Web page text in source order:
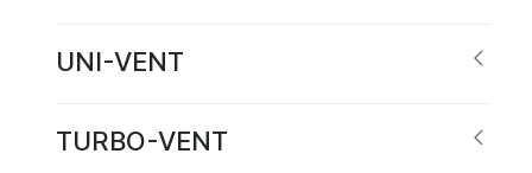
UNI-VENT
TURBO-VENT